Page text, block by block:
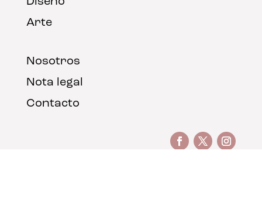
Arte
Nosotros
Nota legal
Contacto